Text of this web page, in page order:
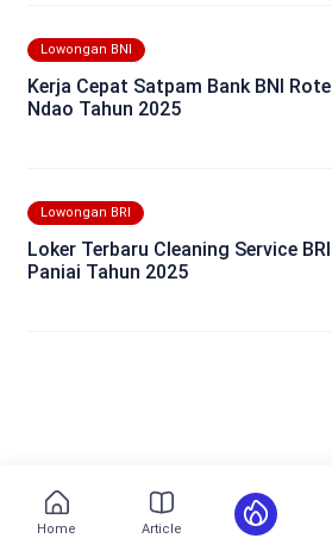
Lowongan BNI
Kerja Cepat Satpam Bank BNI Rote
Ndao Tahun 2025
Lowongan BRI
Loker Terbaru Cleaning Service BRI
Paniai Tahun 2025
Home Article